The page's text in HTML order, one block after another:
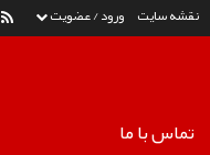
ورود / عضویت نقشه سایت
تماس با ما